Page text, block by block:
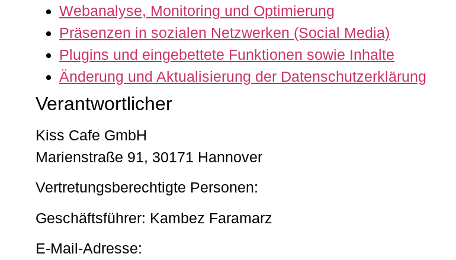
Webanalyse, Monitoring und Optimierung
Präsenzen in sozialen Netzwerken (Social Media)
Plugins und eingebettete Funktionen sowie Inhalte
Änderung und Aktualisierung der Datenschutzerklärung
Verantwortlicher
Kiss Cafe GmbH
Marienstraße 91, 30171 Hannover
Vertretungsberechtigte Personen:
Geschäftsführer: Kambez Faramarz
E-Mail-Adresse: